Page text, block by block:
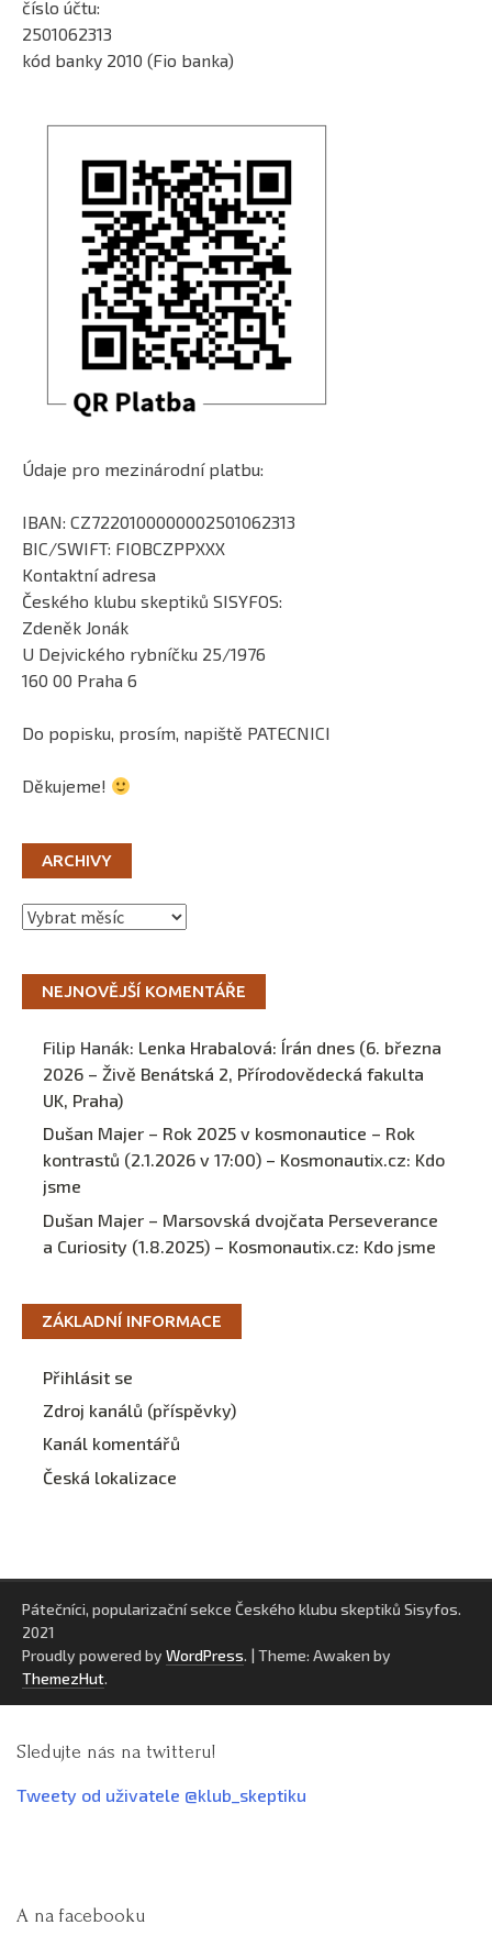
číslo účtu:
2501062313
kód banky 2010 (Fio banka)
Údaje pro mezinárodní platbu:
IBAN: CZ7220100000002501062313
BIC/SWIFT: FIOBCZPPXXX
Kontaktní adresa
Českého klubu skeptiků SISYFOS:
Zdeněk Jonák
U Dejvického rybníčku 25/1976
160 00 Praha 6
Do popisku, prosím, napiště PATECNICI
Děkujeme!
ARCHIVY
Archivy
NEJNOVĚJŠÍ KOMENTÁŘE
Filip Hanák: Lenka Hrabalová: Írán dnes (6. března
2026 – Živě Benátská 2, Přírodovědecká fakulta
UK, Praha)
Dušan Majer – Rok 2025 v kosmonautice – Rok
kontrastů (2.1.2026 v 17:00) – Kosmonautix.cz: Kdo
jsme
Dušan Majer – Marsovská dvojčata Perseverance
a Curiosity (1.8.2025) – Kosmonautix.cz: Kdo jsme
ZÁKLADNÍ INFORMACE
Přihlásit se
Zdroj kanálů (příspěvky)
Kanál komentářů
Česká lokalizace
Pátečníci, popularizační sekce Českého klubu skeptiků Sisyfos.
2021
Proudly powered by WordPress. | Theme: Awaken by
ThemezHut.
Sledujte nás na twitteru!
Tweety od uživatele @klub_skeptiku
A na facebooku